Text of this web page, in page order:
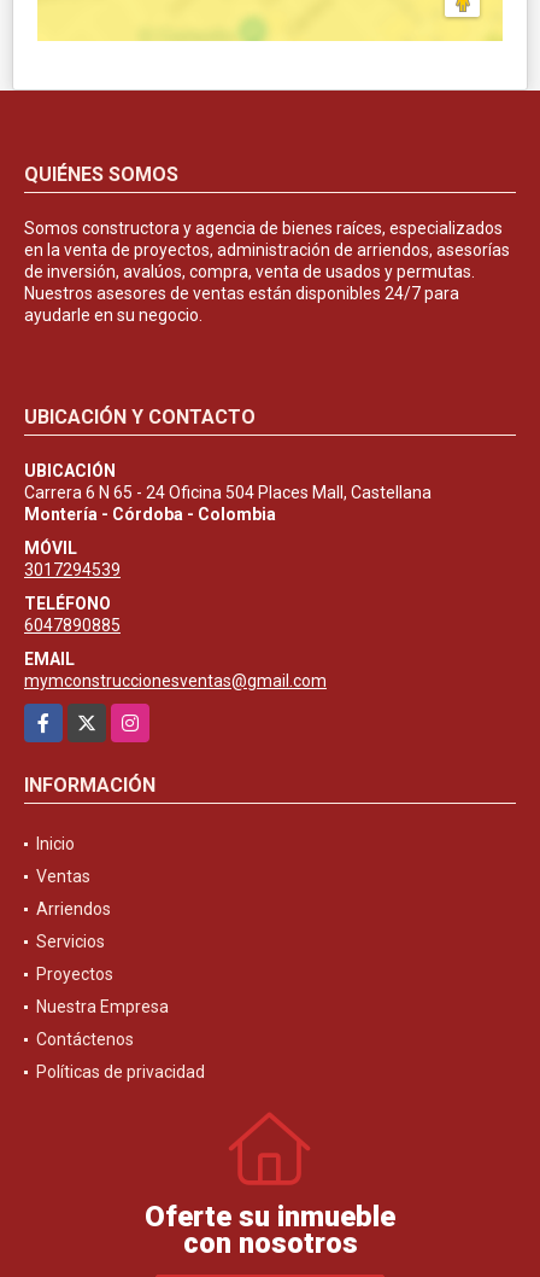
QUIÉNES SOMOS
Somos constructora y agencia de bienes raíces, especializados
en la venta de proyectos, administración de arriendos, asesorías
de inversión, avalúos, compra, venta de usados y permutas.
Nuestros asesores de ventas están disponibles 24/7 para
ayudarle en su negocio.
UBICACIÓN Y CONTACTO
UBICACIÓN
Carrera 6 N 65 - 24 Oficina 504 Places Mall, Castellana
Montería - Córdoba - Colombia
MÓVIL
3017294539
TELÉFONO
6047890885
EMAIL
mymconstruccionesventas@gmail.com
Facebook
Instagram
INFORMACIÓN
Inicio
Ventas
Arriendos
Servicios
Proyectos
Nuestra Empresa
Contáctenos
Políticas de privacidad
Oferte su inmueble
con nosotros